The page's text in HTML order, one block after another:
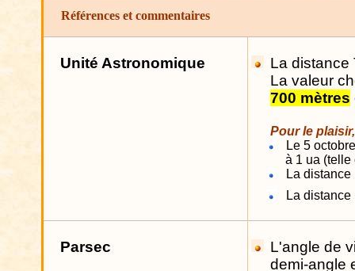
Références et commentaires
Unité Astronomique
La distance
La valeur
700 mètres
Pour le
Le 5
à 1 ua (telle
La
La
Parsec
L'angle de
demi-angle